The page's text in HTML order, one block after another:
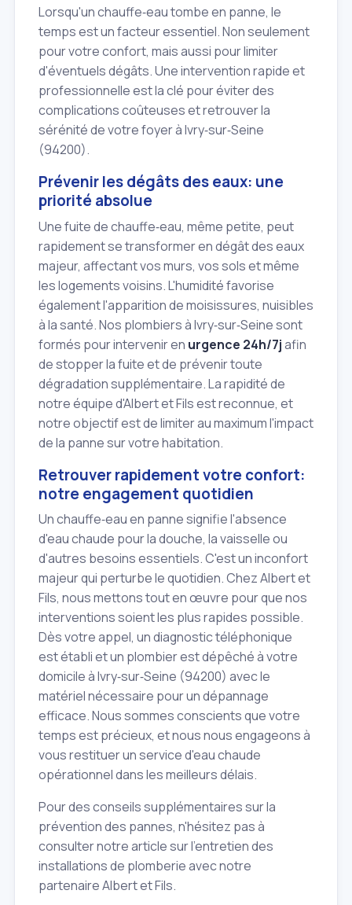
Lorsqu'un chauffe‑eau tombe en panne, le
temps est un facteur essentiel. Non seulement
pour votre confort, mais aussi pour limiter
d'éventuels dégâts. Une intervention rapide et
professionnelle est la clé pour éviter des
complications coûteuses et retrouver la
sérénité de votre foyer à Ivry‑sur‑Seine
(94200).
Prévenir les dégâts des eaux: une
priorité absolue
Une fuite de chauffe‑eau, même petite, peut
rapidement se transformer en dégât des eaux
majeur, affectant vos murs, vos sols et même
les logements voisins. L'humidité favorise
également l'apparition de moisissures, nuisibles
à la santé. Nos plombiers à Ivry‑sur‑Seine sont
formés pour intervenir en urgence 24h/7jafin
de stopper la fuite et de prévenir toute
dégradation supplémentaire. La rapidité de
notre équipe d'Albert et Fils est reconnue, et
notre objectif est de limiter au maximum l'impact
de la panne sur votre habitation.
Retrouver rapidement votre confort:
notre engagement quotidien
Un chauffe‑eau en panne signifie l'absence
d'eau chaude pour la douche, la vaisselle ou
d'autres besoins essentiels. C'est un inconfort
majeur qui perturbe le quotidien. Chez Albert et
Fils, nous mettons tout en œuvre pour que nos
interventions soient les plus rapides possible.
Dès votre appel, un diagnostic téléphonique
est établi et un plombier est dépêché à votre
domicile à Ivry‑sur‑Seine (94200) avec le
matériel nécessaire pour un dépannage
efficace. Nous sommes conscients que votre
temps est précieux, et nous nous engageons à
vous restituer un service d'eau chaude
opérationnel dans les meilleurs délais.
Pour des conseils supplémentaires sur la
prévention des pannes, n'hésitez pas à
consulter notre article sur l'entretien des
installations de plomberie avec notre
partenaire Albert et Fils.